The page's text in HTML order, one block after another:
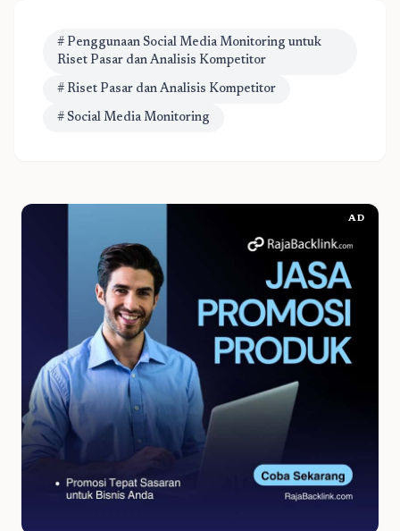
# Penggunaan Social Media Monitoring untuk
Riset Pasar dan Analisis Kompetitor
# Riset Pasar dan Analisis Kompetitor
# Social Media Monitoring
AD